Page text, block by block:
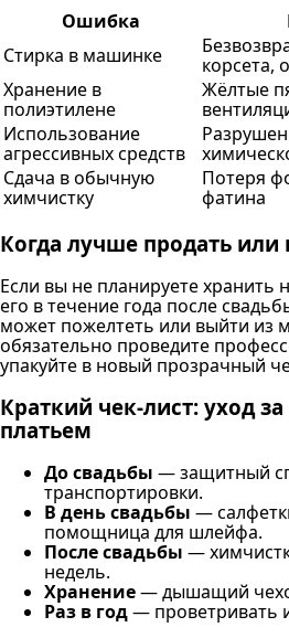
Ошибка
Стирка в машинке
корсета,
Хранение в
полиэтилене
Жёлтые
Использование
агрессивных средств
Сдача в обычную
химчистку
Потеря
фатина
Когда лучше продать или
Если вы не планируете хранить
его в течение года после
может пожелтеть или выйти из
обязательно проведите
упакуйте в новый прозрачный
Краткий чек-лист: уход
платьем
До свадьбы — защитный
транспортировки.
В день свадьбы —
помощница для шлейфа.
После свадьбы —
недель.
Хранение— дышащий
Раз в год— проветривать